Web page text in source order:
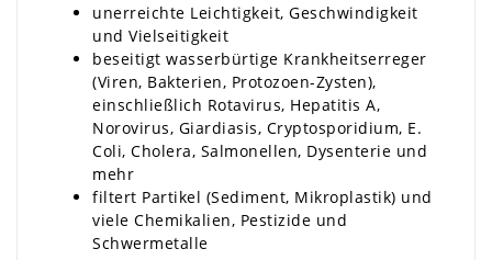
unerreichte Leichtigkeit, Geschwindigkeit
und Vielseitigkeit
beseitigt wasserbürtige Krankheitserreger
(Viren, Bakterien, Protozoen-Zysten),
einschließlich Rotavirus, Hepatitis A,
Norovirus, Giardiasis, Cryptosporidium, E.
Coli, Cholera, Salmonellen, Dysenterie und
mehr
filtert Partikel (Sediment, Mikroplastik) und
viele Chemikalien, Pestizide und
Schwermetalle